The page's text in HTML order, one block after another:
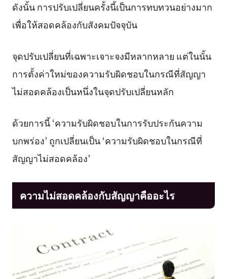
ดังนั้น การปรับเปลี่ยนครั้งนี้เป็นการทบทวนอย่างมาก
เพื่อให้สอดคล้องกับสังคมปัจจุบัน
จุดปรับเปลี่ยนที่เฉพาะเจาะจงมีหลากหลาย แต่ในนั้น
การตั้งค่าใหม่ของความรับผิดชอบในกรณีที่สัญญา
ไม่สอดคล้องเป็นหนึ่งในจุดปรับเปลี่ยนหลัก
ด้วยการนี้ ‘ความรับผิดชอบในการรับประกันความ
บกพร่อง’ ถูกเปลี่ยนเป็น ‘ความรับผิดชอบในกรณีที่
สัญญาไม่สอดคล้อง’
ความไม่สอดคล้องกับสัญญาคืออะไร